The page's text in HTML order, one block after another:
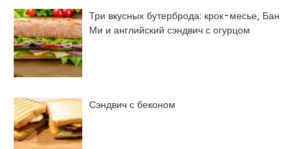
Три вкусных бутерброда: крок-месье, Бан
Ми и английский сэндвич с огурцом
Сэндвич с беконом